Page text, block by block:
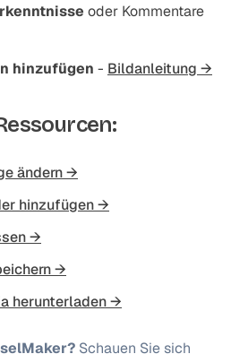
oder Kommentare
hinzufügen - Bildanleitung →
ändern →
hinzufügen →
→
→
herunterladen →
Schauen Sie sich